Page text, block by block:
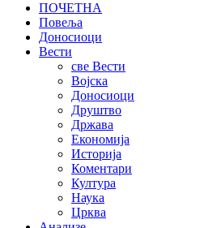
ПОЧЕТНА
Повеља
Доносиоци
Вести
све Вести
Војска
Доносиоци
Друштво
Држава
Економија
Историја
Коментари
Култура
Наука
Црква